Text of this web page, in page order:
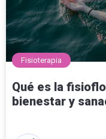
Fisioterapia
Qué es la
bienestar y